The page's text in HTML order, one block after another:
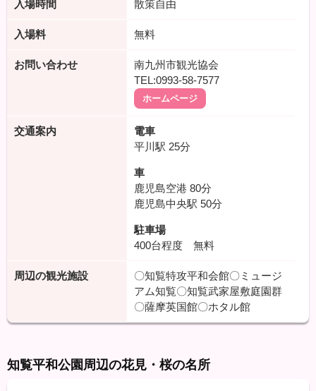
入場時間 散策自由
入場料 無料
お問い合わせ
南九州市観光協会
TEL:0993-58-7577
ホームページ
交通案内
電車
平川駅 25分
車
鹿児島空港 80分
鹿児島中央駅 50分
駐車場
400台程度 無料
周辺の観光施設
〇知覧特攻平和会館〇ミュージ
アム知覧〇知覧武家屋敷庭園群
〇薩摩英国館〇ホタル館
知覧平和公園周辺の花見・桜の名所